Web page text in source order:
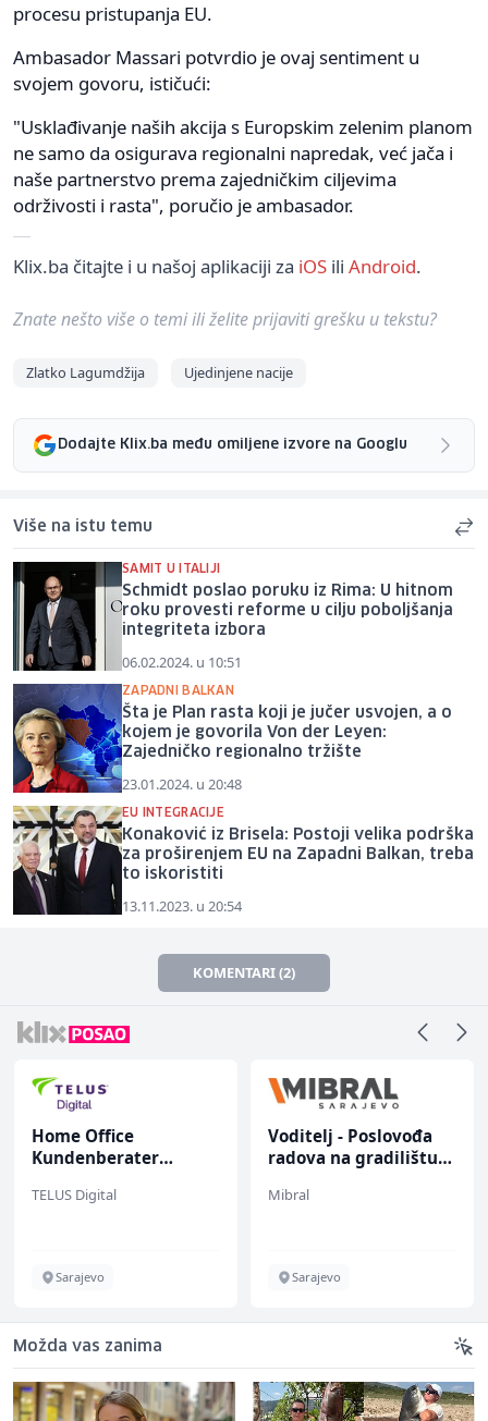
procesu pristupanja EU.
Ambasador Massari potvrdio je ovaj sentiment u
svojem govoru, ističući:
"Usklađivanje naših akcija s Europskim zelenim planom
ne samo da osigurava regionalni napredak, već jača i
naše partnerstvo prema zajedničkim ciljevima
održivosti i rasta", poručio je ambasador.
Klix.ba čitajte i u našoj aplikaciji za iOS ili Android.
Znate nešto više o temi ili želite prijaviti grešku u tekstu?
Zlatko Lagumdžija Ujedinjene nacije
Dodajte Klix.ba među omiljene izvore na Googlu
Više na istu temu
SAMIT U ITALIJI
Schmidt poslao poruku iz Rima: U hitnom
roku provesti reforme u cilju poboljšanja
integriteta izbora
06.02.2024. u 10:51
ZAPADNI BALKAN
Šta je Plan rasta koji je jučer usvojen, a o
kojem je govorila Von der Leyen:
Zajedničko regionalno tržište
23.01.2024. u 20:48
EU INTEGRACIJE
Konaković iz Brisela: Postoji velika podrška
za proširenjem EU na Zapadni Balkan, treba
to iskoristiti
13.11.2023. u 20:54
KOMENTARI (2)
Home Office
Kundenberater
renommiertes
TELUS Digital
Sarajevo
Voditelj - Poslovođa
radova na gradilištu
Mibral
Sarajevo
Možda vas zanima